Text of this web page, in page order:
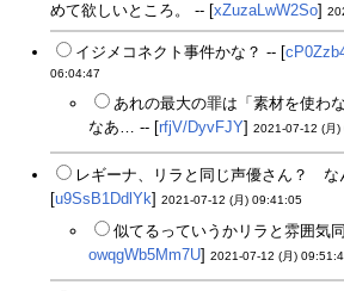
めて欲しいところ。 -- [xZuzaLwW2So]
イジメコネクト事件かな？ -- [
06:04:47
あれの最大の罪は「素材を使わ
なあ… -- [rfjV/DyvFJY] 2021-07-12 (月
レギーナ、リラと同じ声優さん？ な
[u9SsB1DdlYk] 2021-07-12 (月) 09:41:05
似てるっていうかリラと雰囲気
owqgWb5Mm7U] 2021-07-12 (月)